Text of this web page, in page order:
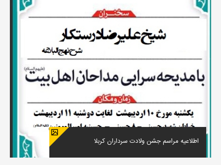
اطلاعیه مراسم جشن ولادت سرداران کربلا